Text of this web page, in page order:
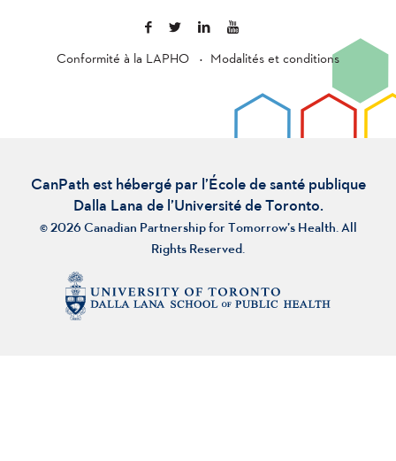
Conformité à la LAPHO Modalités et conditions
CanPath est hébergé par l’École de santé publique
Dalla Lana de l’Université de Toronto.
© 2026 Canadian Partnership for Tomorrow’s Health. All
Rights Reserved.